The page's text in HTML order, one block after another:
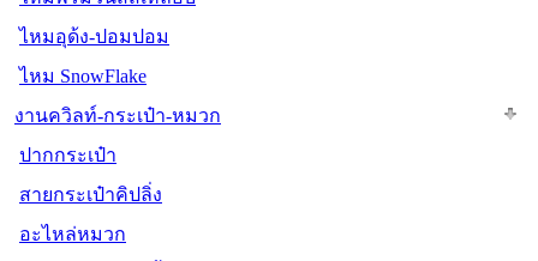
ไหมอุด้ง-ปอมปอม
ไหม SnowFlake
งานควิลท์-กระเป๋า-หมวก
ปากกระเป๋า
สายกระเป๋าคิปลิ่ง
อะไหล่หมวก